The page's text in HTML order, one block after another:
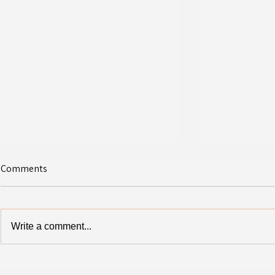
Comments
Write a comment...